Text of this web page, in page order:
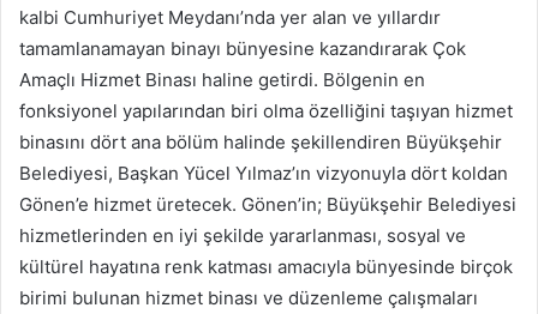
kalbi Cumhuriyet Meydanı’nda yer alan ve yıllardır
tamamlanamayan binayı bünyesine kazandırarak Çok
Amaçlı Hizmet Binası haline getirdi. Bölgenin en
fonksiyonel yapılarından biri olma özelliğini taşıyan hizmet
binasını dört ana bölüm halinde şekillendiren Büyükşehir
Belediyesi, Başkan Yücel Yılmaz’ın vizyonuyla dört koldan
Gönen’e hizmet üretecek. Gönen’in; Büyükşehir Belediyesi
hizmetlerinden en iyi şekilde yararlanması, sosyal ve
kültürel hayatına renk katması amacıyla bünyesinde birçok
birimi bulunan hizmet binası ve düzenleme çalışmaları